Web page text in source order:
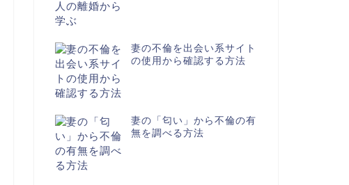
妻の不倫を出会い系サイト
の使用から確認する方法
妻の「匂い」から不倫の有
無を調べる方法